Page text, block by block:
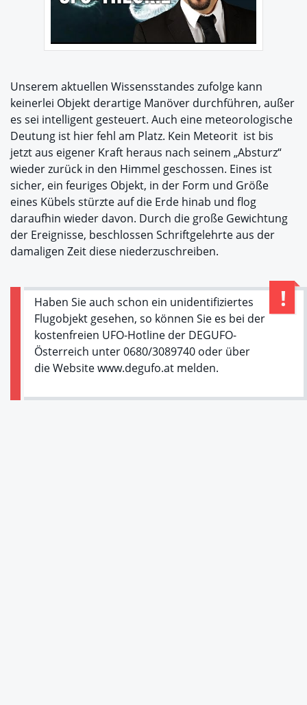
Unserem aktuellen Wissensstandes zufolge kann
keinerlei Objekt derartige Manöver durchführen, außer
es sei intelligent gesteuert. Auch eine meteorologische
Deutung ist hier fehl am Platz. Kein Meteorit ist bis
jetzt aus eigener Kraft heraus nach seinem „Absturz“
wieder zurück in den Himmel geschossen. Eines ist
sicher, ein feuriges Objekt, in der Form und Größe
eines Kübels stürzte auf die Erde hinab und flog
daraufhin wieder davon. Durch die große Gewichtung
der Ereignisse, beschlossen Schriftgelehrte aus der
damaligen Zeit diese niederzuschreiben.
Haben Sie auch schon ein unidentifiziertes
Flugobjekt gesehen, so können Sie es bei der
kostenfreien UFO-Hotline der DEGUFO-
Österreich unter 0680/3089740 oder über
die Website www.degufo.at melden.